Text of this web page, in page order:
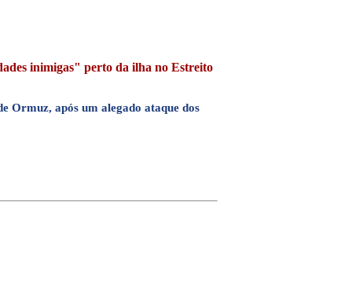
inimigas" perto da ilha no Estreito
após um alegado ataque dos